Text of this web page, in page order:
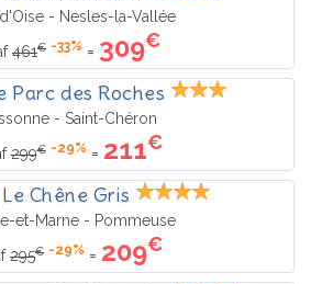
- Nesles-la-Vallée
461€ -33% = 309€
Parc des Roches
- Saint-Chéron
299€ -29% = 211€
Chêne Gris
et-Marne - Pommeuse
295€ -29% = 209€